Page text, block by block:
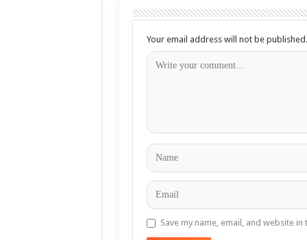
Your email address will not be published.
Save my name, email, and website